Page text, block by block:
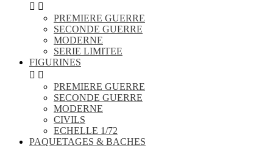
 
PREMIERE GUERRE
SECONDE GUERRE
MODERNE
SERIE LIMITEE
FIGURINES
 
PREMIERE GUERRE
SECONDE GUERRE
MODERNE
CIVILS
ECHELLE 1/72
PAQUETAGES & BACHES